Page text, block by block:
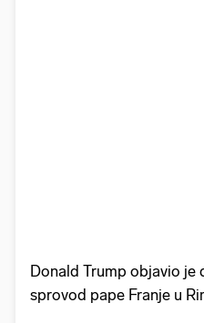
Donald Trump objavio je
sprovod pape Franje u